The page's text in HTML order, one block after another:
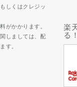
しくはクレジッ
がかかります。
しましては、配
す。
楽
る